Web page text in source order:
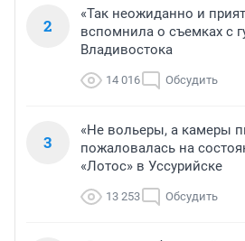
2
«Так неожиданно и
вспомнила о съемках с
Владивостока
14 016 Обсудить
3
«Не вольеры, а камеры
пожаловалась на
«Лотос» в Уссурийске
13 253 Обсудить